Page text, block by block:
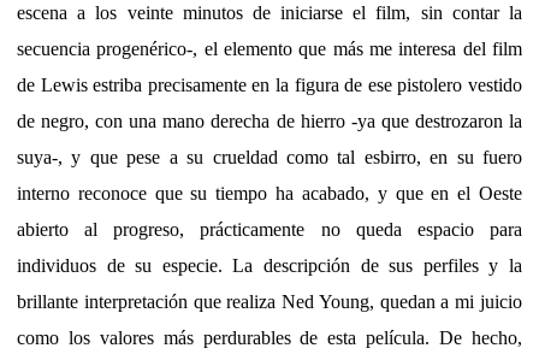
escena a los veinte minutos de iniciarse el film, sin contar la
secuencia progenérico-, el elemento que más me interesa del film
de Lewis estriba precisamente en la figura de ese pistolero vestido
de negro, con una mano derecha de hierro -ya que destrozaron la
suya-, y que pese a su crueldad como tal esbirro, en su fuero
interno reconoce que su tiempo ha acabado, y que en el Oeste
abierto al progreso, prácticamente no queda espacio para
individuos de su especie. La descripción de sus perfiles y la
brillante interpretación que realiza Ned Young, quedan a mi juicio
como los valores más perdurables de esta película. De hecho,